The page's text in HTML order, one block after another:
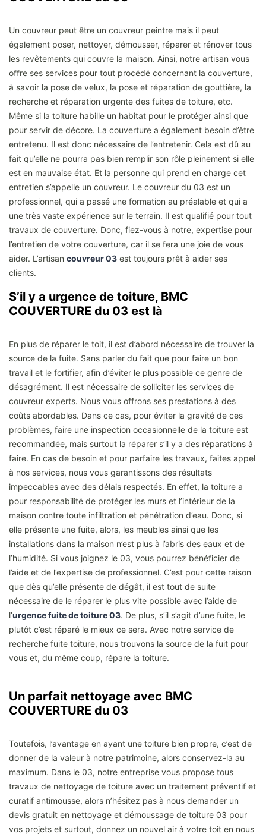
Un couvreur peut être un couvreur peintre mais il peut
également poser, nettoyer, démousser, réparer et rénover tous
les revêtements qui couvre la maison. Ainsi, notre artisan vous
offre ses services pour tout procédé concernant la couverture,
à savoir la pose de velux, la pose et réparation de gouttière, la
recherche et réparation urgente des fuites de toiture, etc.
Même si la toiture habille un habitat pour le protéger ainsi que
pour servir de décore. La couverture a également besoin d’être
entretenu. Il est donc nécessaire de l’entretenir. Cela est dû au
fait qu’elle ne pourra pas bien remplir son rôle pleinement si elle
est en mauvaise état. Et la personne qui prend en charge cet
entretien s’appelle un couvreur. Le couvreur du 03 est un
professionnel, qui a passé une formation au préalable et qui a
une très vaste expérience sur le terrain. Il est qualifié pour tout
travaux de couverture. Donc, fiez-vous à notre, expertise pour
l’entretien de votre couverture, car il se fera une joie de vous
aider. L’artisan couvreur 03 est toujours prêt à aider ses
clients.
S’il y a urgence de toiture, BMC
COUVERTURE du 03 est là
En plus de réparer le toit, il est d’abord nécessaire de trouver la
source de la fuite. Sans parler du fait que pour faire un bon
travail et le fortifier, afin d’éviter le plus possible ce genre de
désagrément. Il est nécessaire de solliciter les services de
couvreur experts. Nous vous offrons ses prestations à des
coûts abordables. Dans ce cas, pour éviter la gravité de ces
problèmes, faire une inspection occasionnelle de la toiture est
recommandée, mais surtout la réparer s’il y a des réparations à
faire. En cas de besoin et pour parfaire les travaux, faites appel
à nos services, nous vous garantissons des résultats
impeccables avec des délais respectés. En effet, la toiture a
pour responsabilité de protéger les murs et l’intérieur de la
maison contre toute infiltration et pénétration d’eau. Donc, si
elle présente une fuite, alors, les meubles ainsi que les
installations dans la maison n’est plus à l’abris des eaux et de
l’humidité. Si vous joignez le 03, vous pourrez bénéficier de
l’aide et de l’expertise de professionnel. C’est pour cette raison
que dès qu’elle présente de dégât, il est tout de suite
nécessaire de le réparer le plus vite possible avec l’aide de
l’urgence fuite de toiture 03. De plus, s’il s’agit d’une fuite, le
plutôt c’est réparé le mieux ce sera. Avec notre service de
recherche fuite toiture, nous trouvons la source de la fuit pour
vous et, du même coup, répare la toiture.
Un parfait nettoyage avec BMC
COUVERTURE du 03
Toutefois, l’avantage en ayant une toiture bien propre, c’est de
donner de la valeur à notre patrimoine, alors conservez-la au
maximum. Dans le 03, notre entreprise vous propose tous
travaux de nettoyage de toiture avec un traitement préventif et
curatif antimousse, alors n’hésitez pas à nous demander un
devis gratuit en nettoyage et démoussage de toiture 03 pour
vos projets et surtout, donnez un nouvel air à votre toit en nous